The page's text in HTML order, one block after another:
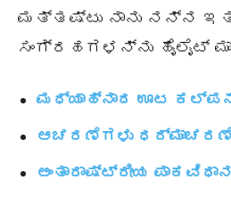
ಮತ್ತಷ್ಟು ನಾನು ನನ್ನ
ಸಂಗ್ರಹಗಳನ್ನು ಹೈಲೈಟ್
ಮಧ್ಯಾಹ್ನಾದ ಊಟ
ಆಚರಣೆಗಳು
ಅಂತಾರಾಷ್ಟ್ರೀಯ